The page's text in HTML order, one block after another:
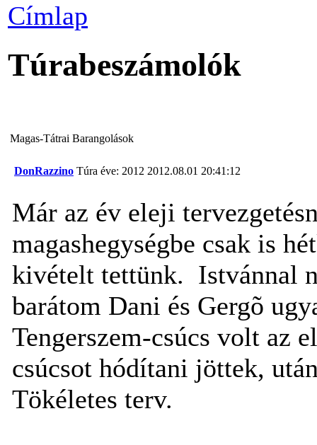
Címlap
Túrabeszámolók
Magas-Tátrai Barangolások
DonRazzino Túra éve: 2012 2012.08.01 20:41:12
Már az év eleji
magashegységbe csak is
kivételt tettünk. Istvánnal
barátom Dani és Gergõ
Tengerszem-csúcs volt az
csúcsot hódítani jöttek,
Tökéletes terv.